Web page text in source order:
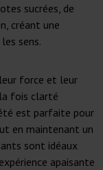
sucrées, de
créant une
sens.
force et leur
fois clarté
est parfaite pour
en maintenant un
sont idéaux
apaisante